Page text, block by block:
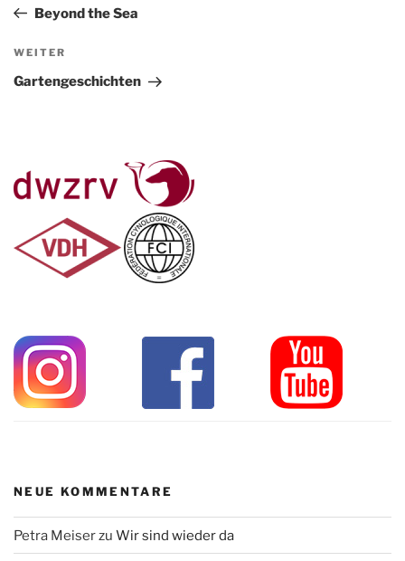
Beitrag
Beyond the Sea
Nächster
Beitrag
WEITER
Gartengeschichten
NEUE KOMMENTARE
Petra Meiserzu Wir sind wieder da